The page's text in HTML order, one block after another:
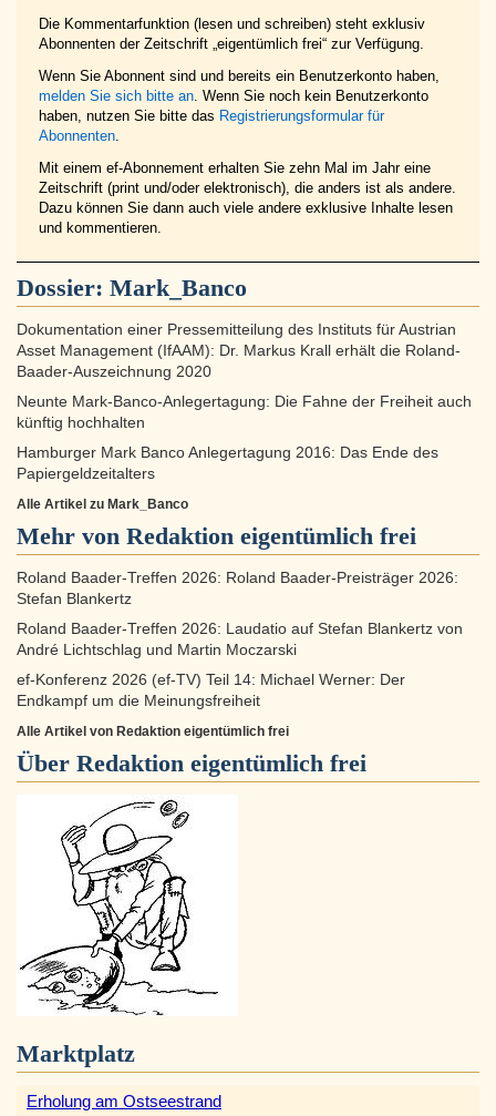
Die Kommentarfunktion (lesen und schreiben) steht exklusiv
Abonnenten der Zeitschrift „eigentümlich frei“ zur Verfügung.
Wenn Sie Abonnent sind und bereits ein Benutzerkonto haben,
melden Sie sich bitte an. Wenn Sie noch kein Benutzerkonto
haben, nutzen Sie bitte das Registrierungsformular für
Abonnenten.
Mit einem ef-Abonnement erhalten Sie zehn Mal im Jahr eine
Zeitschrift (print und/oder elektronisch), die anders ist als andere.
Dazu können Sie dann auch viele andere exklusive Inhalte lesen
und kommentieren.
Dossier: Mark_Banco
Dokumentation einer Pressemitteilung des Instituts für Austrian
Asset Management (IfAAM): Dr. Markus Krall erhält die Roland-
Baader-Auszeichnung 2020
Neunte Mark-Banco-Anlegertagung: Die Fahne der Freiheit auch
künftig hochhalten
Hamburger Mark Banco Anlegertagung 2016: Das Ende des
Papiergeldzeitalters
Alle Artikel zu Mark_Banco
Mehr von Redaktion eigentümlich frei
Roland Baader-Treffen 2026: Roland Baader-Preisträger 2026:
Stefan Blankertz
Roland Baader-Treffen 2026: Laudatio auf Stefan Blankertz von
André Lichtschlag und Martin Moczarski
ef-Konferenz 2026 (ef-TV) Teil 14: Michael Werner: Der
Endkampf um die Meinungsfreiheit
Alle Artikel von Redaktion eigentümlich frei
Über Redaktion eigentümlich frei
Marktplatz
Erholung am Ostseestrand